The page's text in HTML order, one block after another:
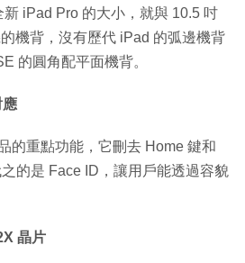
iPad Pro 的大小，就與 10.5 吋
機背，沒有歷代 iPad 的弧邊機背
的圓角配平面機背。
的重點功能，它刪去 Home 鍵和
的是 Face ID，讓用戶能透過容貌
晶片